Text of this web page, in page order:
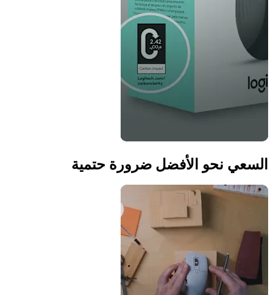
السعي نحو الأفضل ضرورة حتمية